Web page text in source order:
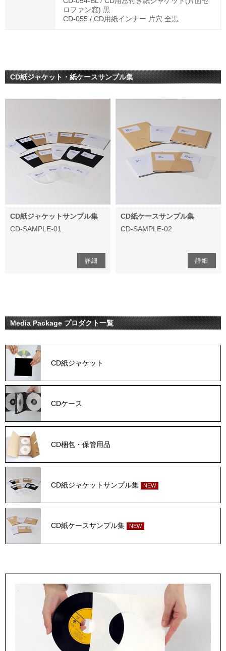
ロファン窓) 黒
CD-055 / CD用紙インナー 片穴 全黒
CD紙ジャケット・紙ケースサンプル集
CD紙ジャケットサンプル集
CD-SAMPLE-01
詳細
CD紙ケースサンプル集
CD-SAMPLE-02
詳細
Media Package プロダクト一覧
CD紙ジャケット
CDケース
CD梱包・保管用品
CD紙ジャケットサンプル集 NEW
CD紙ケースサンプル集 NEW